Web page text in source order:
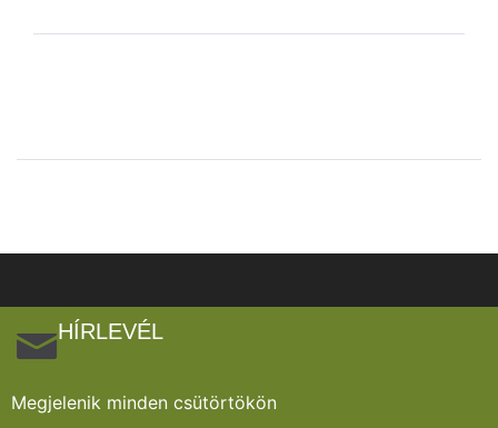
HÍRLEVÉL
Megjelenik minden csütörtökön